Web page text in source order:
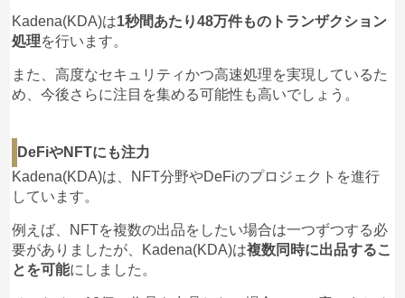
Kadena(KDA)は1秒間あたり48万件ものトランザクション
処理を行います。
また、高度なセキュリティかつ高速処理を実現しているた
め、今後さらに注目を集める可能性も高いでしょう。
DeFiやNFTにも注力
Kadena(KDA)は、NFT分野やDeFiのプロジェクトを進行
しています。
例えば、NFTを複数の出品をしたい場合は一つずつする必
要がありましたが、Kadena(KDA)は複数同時に出品するこ
とを可能にしました。